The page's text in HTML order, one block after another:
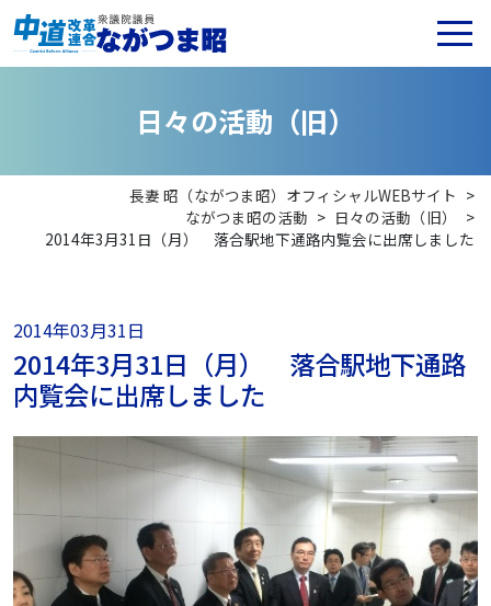
日々の活動 （旧）
長妻 昭（ながつま昭）オフィシャルWEBサイト >
ながつま昭の活動 > 日々の活動（旧）
>
2014年3月31日（月） 落合駅地下通路内覧会に出席しました
2014年03月31日
2014年3月31日（月） 落合駅地下通路
内覧会に出席しました